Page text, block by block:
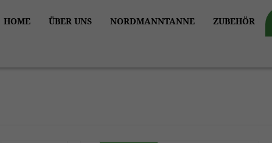
HOME ÜBER UNS NORDMANNTANNE ZUBEHÖR